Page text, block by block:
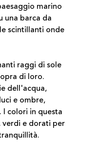
marino
una barca da
scintillanti onde
raggi di sole
di loro.
dell'acqua,
e ombre,
I colori in questa
e dorati per